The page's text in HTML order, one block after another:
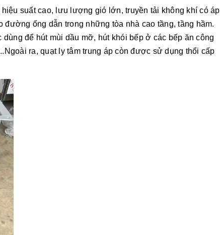
suất cao, lưu lượng gió lớn, truyền tải không khí có áp
ống dẫn trong những tòa nhà cao tầng, tầng hầm.
để hút mùi dầu mỡ, hút khói bếp ở các bếp ăn công
ra, quạt ly tâm trung áp còn được sử dụng thổi cấp